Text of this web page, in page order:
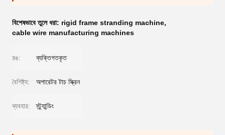
বিশেষভাবে তুলে ধরা: rigid frame stranding machine,
cable wire manufacturing machines
রঙ: ব্যক্তিগতকৃত
বৈশিষ্ট্য: অপারেটর টাচ স্ক্রিন
ব্যবহার: স্ট্র্যান্ডিং